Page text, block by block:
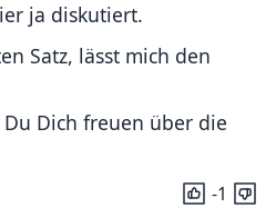
ja diskutiert.
Satz, lässt mich den
Dich freuen über die
-1